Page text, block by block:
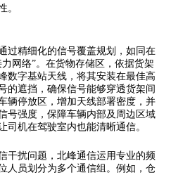
。
过精细化的信号覆盖规划，如同在
网络”。在货物存储区，依据货架
数字基站天线，将其安装在最佳高
的遮挡，确保信号能够穿透货架间
辆停放区，增加天线部署密度，并
号强度，保障车辆内部及周边区域
司机在驾驶室内也能清晰通信。
干扰问题，北峰通信运用专业的频
人员划分为多个通信组。例如，仓